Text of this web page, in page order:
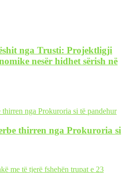
nga Trusti: Projektligji
nesër hidhet sërish në
thirren nga Prokuroria si